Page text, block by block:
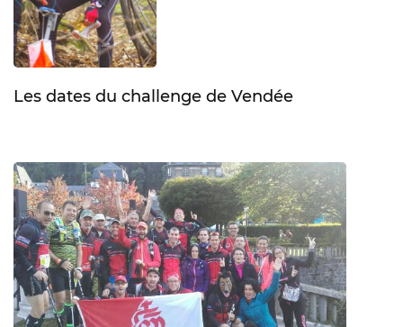
Les dates du challenge de Vendée